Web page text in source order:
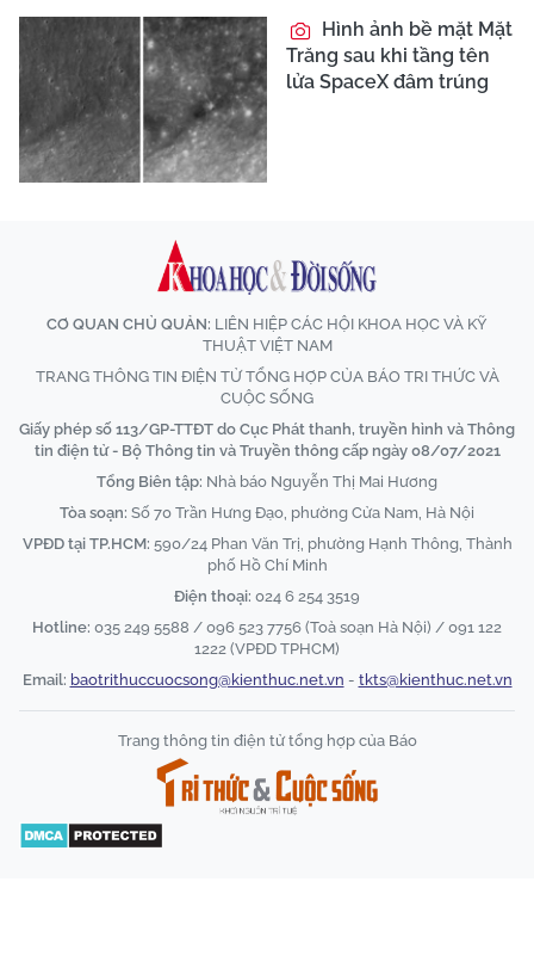
Hình ảnh bề mặt Mặt
Trăng sau khi tầng tên
lửa SpaceX đâm trúng
CƠ QUAN CHỦ QUẢN: LIÊN HIỆP CÁC HỘI KHOA HỌC VÀ KỸ
THUẬT VIỆT NAM
TRANG THÔNG TIN ĐIỆN TỬ TỔNG HỢP CỦA BÁO TRI THỨC VÀ
CUỘC SỐNG
Giấy phép số 113/GP-TTĐT do Cục Phát thanh, truyền hình và Thông
tin điện tử - Bộ Thông tin và Truyền thông cấp ngày 08/07/2021
Tổng Biên tập: Nhà báo Nguyễn Thị Mai Hương
Tòa soạn: Số 70 Trần Hưng Đạo, phường Cửa Nam, Hà Nội
VPĐD tại TP.HCM: 590/24 Phan Văn Trị, phường Hạnh Thông, Thành
phố Hồ Chí Minh
Điện thoại: 024 6 254 3519
Hotline: 035 249 5588 / 096 523 7756 (Toà soạn Hà Nội) / 091 122
1222 (VPĐD TPHCM)
Email: baotrithuccuocsong@kienthuc.net.vn - tkts@kienthuc.net.vn
Trang thông tin điện tử tổng hợp của Báo